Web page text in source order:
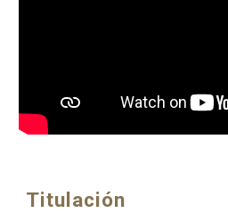
Titulación